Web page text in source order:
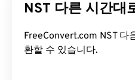
NST 다른 시간대
FreeConvert.com NST 다
환할 수 있습니다.